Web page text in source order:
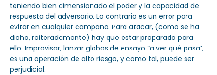
teniendo bien dimensionado el poder y la capacidad de
respuesta del adversario. Lo contrario es un error para
evitar en cualquier campaña. Para atacar, (como se ha
dicho, reiteradamente) hay que estar preparado para
ello. Improvisar, lanzar globos de ensayo “a ver qué pasa”,
es una operación de alto riesgo, y como tal, puede ser
perjudicial.